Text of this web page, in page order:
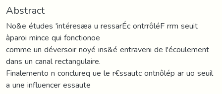
Abstract
No&e études 'intéresæa u ressarÉc ontrrôléF rrm seuit
àparoi mince qui fonctionoe
comme un déversoir noyé ins&é entraveni de l'écoulement
dans un canal rectangulaire.
Finalemento n conclureq ue le r€ssautc ontnôlép ar uo seuil
a une influencer essaute